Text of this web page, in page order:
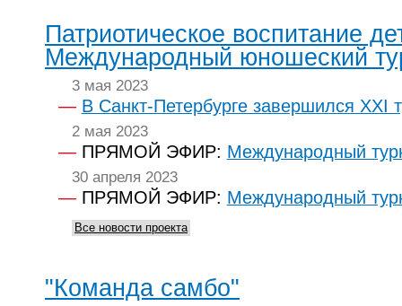
Патриотическое воспитание
Международный юношеский
3 мая 2023
В Санкт-Петербурге завершился XXI
2 мая 2023
ПРЯМОЙ ЭФИР: Международный
30 апреля 2023
ПРЯМОЙ ЭФИР: Международный
Все новости проекта
"Команда самбо"